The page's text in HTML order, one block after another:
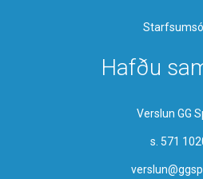
Hafðu
Verslun GG
s. 571